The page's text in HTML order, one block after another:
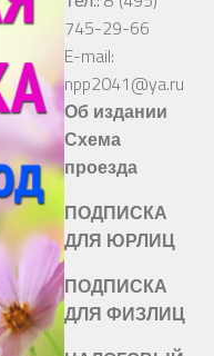
745-29-66
E-mail:
npp2041@ya.ru
Об издании
Схема
проезда
ПОДПИСКА
ДЛЯ ЮРЛИЦ
ПОДПИСКА
ДЛЯ ФИЗЛИЦ